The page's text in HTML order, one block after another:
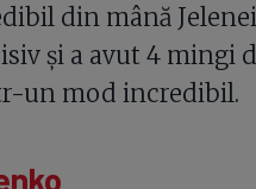
din mână
și a avut 4 mingi
un mod incredibil.